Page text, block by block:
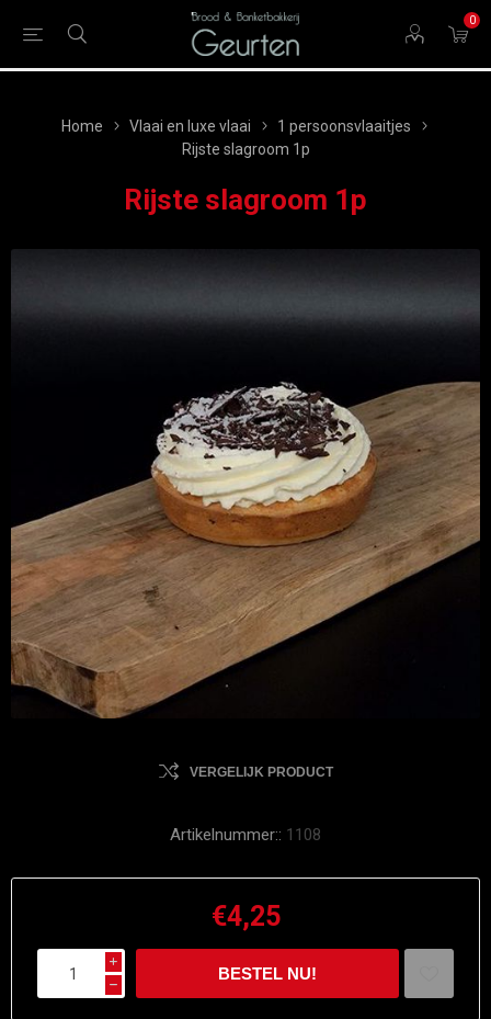
0
Home Vlaai en luxe vlaai
1 persoonsvlaaitjes
Rijste slagroom 1p
Rijste slagroom 1p
VERGELIJK PRODUCT
Artikelnummer:: 1108
€4,25
i
h